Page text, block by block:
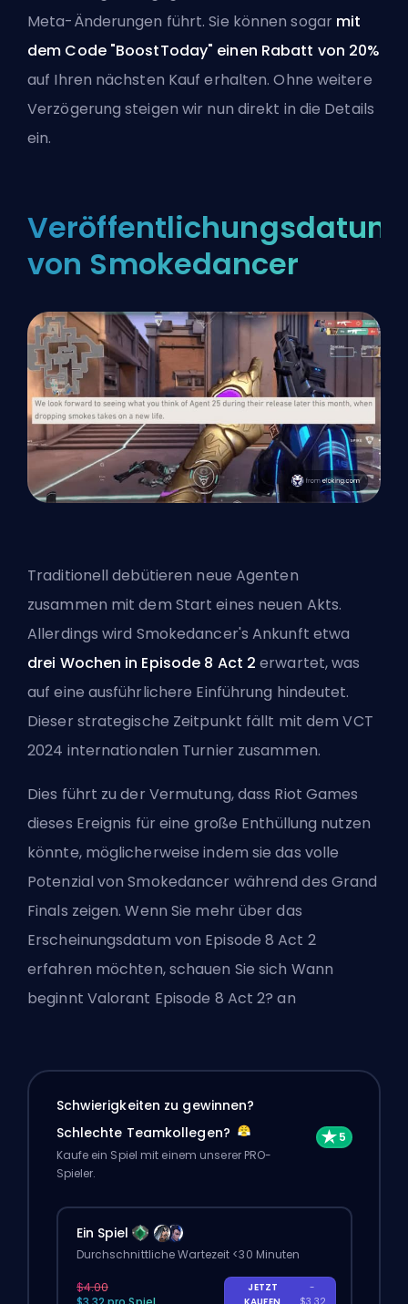
Meta-Änderungen führt. Sie können sogar mit
dem Code "BoostToday" einen Rabatt von 20%
auf Ihren nächsten Kauf erhalten. Ohne weitere
Verzögerung steigen wir nun direkt in die Details
ein.
Veröffentlichungsdatum
von Smokedancer
Traditionell debütieren neue Agenten
zusammen mit dem Start eines neuen Akts.
Allerdings wird Smokedancer's Ankunft etwa
drei Wochen in Episode 8 Act 2 erwartet, was
auf eine ausführlichere Einführung hindeutet.
Dieser strategische Zeitpunkt fällt mit dem VCT
2024 internationalen Turnier zusammen.
Dies führt zu der Vermutung, dass Riot Games
dieses Ereignis für eine große Enthüllung nutzen
könnte, möglicherweise indem sie das volle
Potenzial von Smokedancer während des Grand
Finals zeigen. Wenn Sie mehr über das
Erscheinungsdatum von Episode 8 Act 2
erfahren möchten, schauen Sie sich Wann
beginnt Valorant Episode 8 Act 2? an
Schwierigkeiten zu gewinnen?
Schlechte Teamkollegen?
Kaufe ein Spiel mit einem unserer PRO-
Spieler.
Ein Spiel
Durchschnittliche Wartezeit <30 Minuten
$4.00
JETZT
-